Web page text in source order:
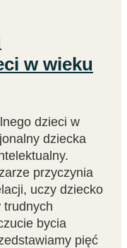
w wieku
dzieci w
dziecka
przyczynia
uczy dziecko
trudnych
bycia
pięć